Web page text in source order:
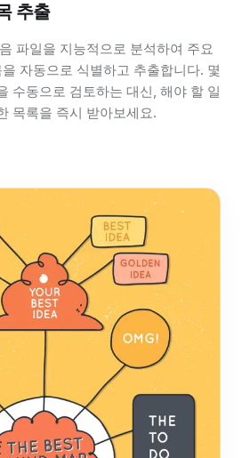
추출
파일을 지능적으로 분석하여 주요
자동으로 식별하고 추출합니다. 몇
수동으로 검토하는 대신, 해야 할 일
목록을 즉시 받아보세요.